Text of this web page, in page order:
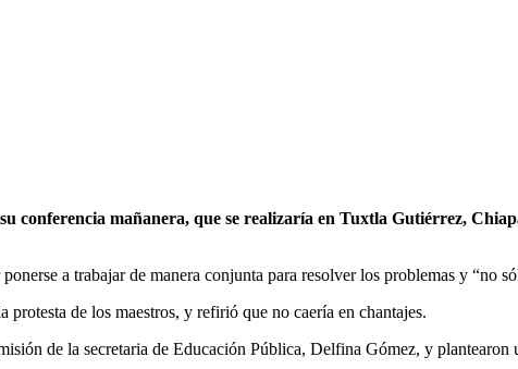
conferencia mañanera, que se realizaría en Tuxtla Gutiérrez,
a trabajar de manera conjunta para resolver los problemas y “no
de los maestros, y refirió que no caería en chantajes.
de la secretaria de Educación Pública, Delfina Gómez, y